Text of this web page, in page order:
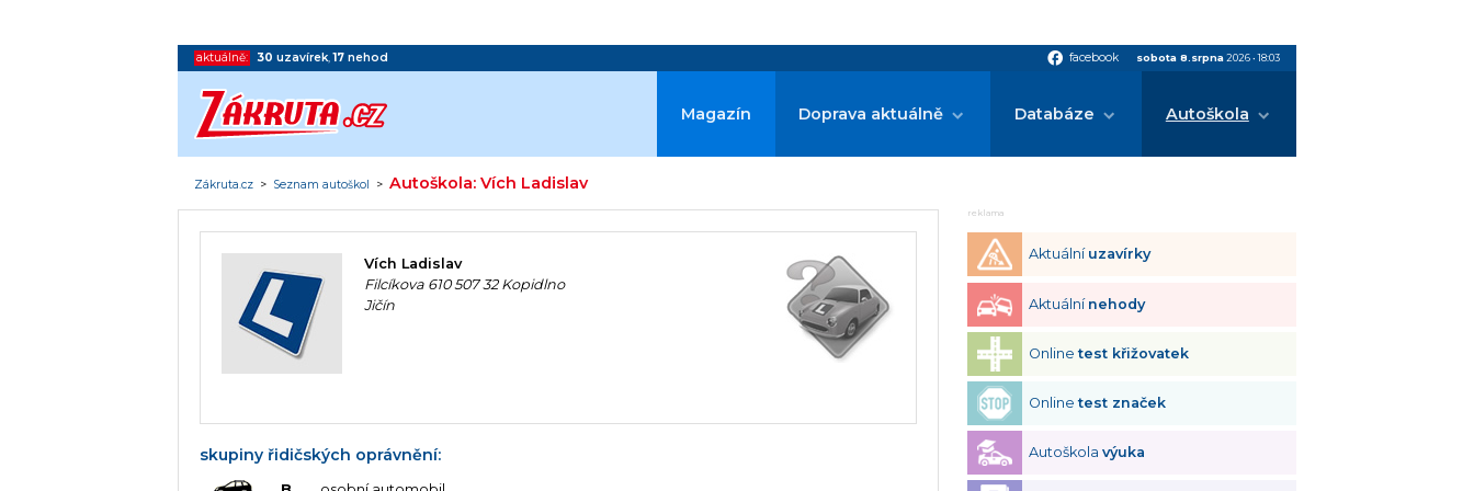
aktuálně: 30 uzavírek,17 nehod facebook facebook sobota 8.srpna 2026•18:03
Magazín Doprava aktuálně Databáze Autoškola
Zákruta.cz > Seznam autoškol >Autoškola: Vích Ladislav
Vích Ladislav
Filcíkova 610 507 32 Kopidlno
Jičín
skupiny řidičských oprávnění:
reklama
Aktuální uzavírky
Aktuální nehody
Onlinetest křižovatek
Onlinetest značek
Autoškolavýuka